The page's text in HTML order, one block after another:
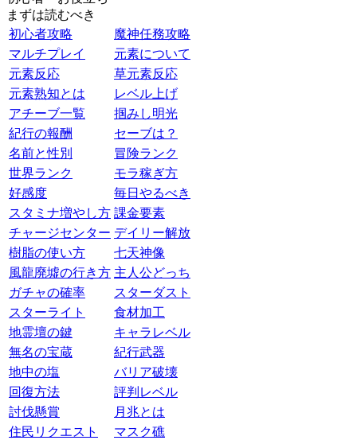
まずは読むべき
初心者攻略
魔神任務攻略
マルチプレイ
元素について
元素反応
草元素反応
元素熟知とは
レベル上げ
アチーブ一覧
掴みし明光
紀行の報酬
セーブは？
名前と性別
冒険ランク
世界ランク
モラ稼ぎ方
好感度
毎日やるべき
スタミナ増やし方 課金要素
チャージセンター デイリー解放
樹脂の使い方
七天神像
風龍廃墟の行き方 主人公どっち
ガチャの確率
スターダスト
スターライト
食材加工
地霊壇の鍵
キャラレベル
無名の宝蔵
紀行武器
地中の塩
バリア破壊
回復方法
評判レベル
討伐懸賞
月兆とは
住民リクエスト
マスク礁